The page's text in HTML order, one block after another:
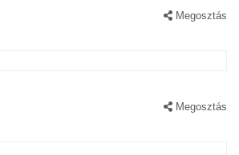
Megosztás
Megosztás